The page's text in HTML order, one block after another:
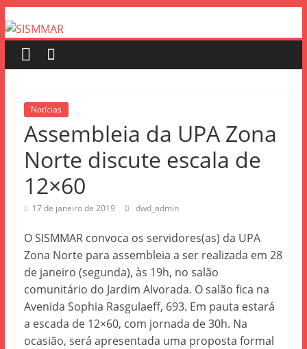
Notícias
Assembleia da UPA Zona
Norte discute escala de
12×60
17 de janeiro de 2019 dwd_admin
O SISMMAR convoca os servidores(as) da UPA
Zona Norte para assembleia a ser realizada em 28
de janeiro (segunda), às 19h, no salão
comunitário do Jardim Alvorada. O salão fica na
Avenida Sophia Rasgulaeff, 693. Em pauta estará
a escada de 12×60, com jornada de 30h. Na
ocasião, será apresentada uma proposta formal